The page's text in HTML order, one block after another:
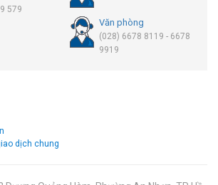
579
Văn phòng
(028) 6678 8119 - 6678
9919
dịch chung